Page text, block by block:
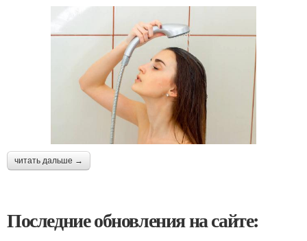
читать дальше →
Последние обновления на сайте: